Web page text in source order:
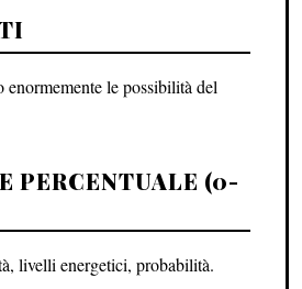
le possibilità del
PERCENTUALE (0-
livelli energetici, probabilità.